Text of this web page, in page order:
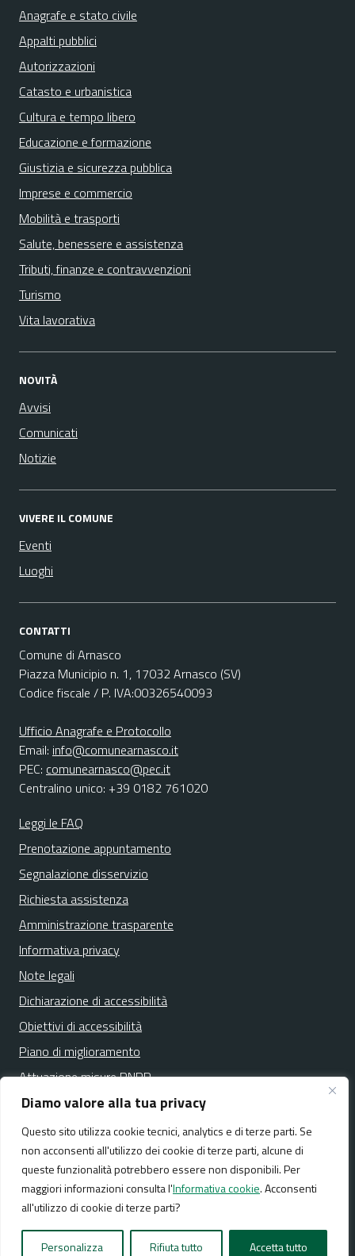
Diamo valore alla tua privacy
Questo sito utilizza cookie tecnici, analytics e di terze parti. Se
non acconsenti all'utilizzo dei cookie di terze parti, alcune di
queste funzionalità potrebbero essere non disponibili. Per
maggiori informazioni consulta l'Informativa cookie. Acconsenti
all'utilizzo di cookie di terze parti?
Personalizza Rifiuta tutto Accetta tutto
Anagrafe e stato civile
Appalti pubblici
Autorizzazioni
Catasto e urbanistica
Cultura e tempo libero
Educazione e formazione
Giustizia e sicurezza pubblica
Imprese e commercio
Mobilità e trasporti
Salute, benessere e assistenza
Tributi, finanze e contravvenzioni
Turismo
Vita lavorativa
NOVITÀ
Avvisi
Comunicati
Notizie
VIVERE IL COMUNE
Eventi
Luoghi
CONTATTI
Comune di Arnasco
Piazza Municipio n. 1, 17032 Arnasco (SV)
Codice fiscale / P. IVA:00326540093
Ufficio Anagrafe e Protocollo
Email: info@comunearnasco.it
PEC: comunearnasco@pec.it
Centralino unico: +39 0182 761020
Leggi le FAQ
Prenotazione appuntamento
Segnalazione disservizio
Richiesta assistenza
Amministrazione trasparente
Informativa privacy
Note legali
Dichiarazione di accessibilità
Obiettivi di accessibilità
Piano di miglioramento
Attuazione misure PNRR
Media policy Mappa del sito
Realizzato da:NeMeA Sistemi Srl